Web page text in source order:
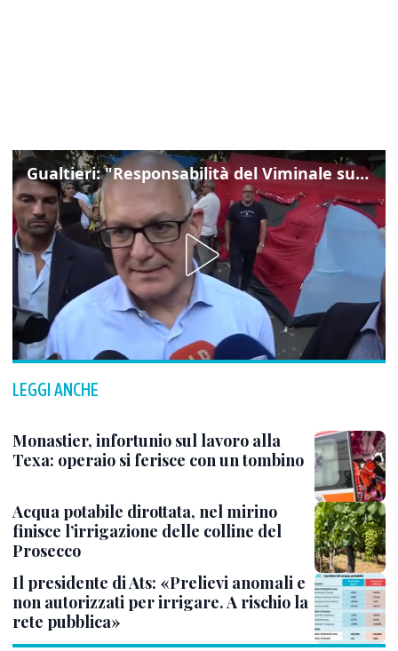
Gualtieri: "Responsabilità del Viminale su Spin Time? La posizione dei partiti è nota"
LEGGI ANCHE
Monastier, infortunio sul lavoro alla
Texa: operaio si ferisce con un tombino
Acqua potabile dirottata, nel mirino
finisce l’irrigazione delle colline del
Prosecco
Il presidente di Ats: «Prelievi anomali e
non autorizzati per irrigare. A rischio la
rete pubblica»